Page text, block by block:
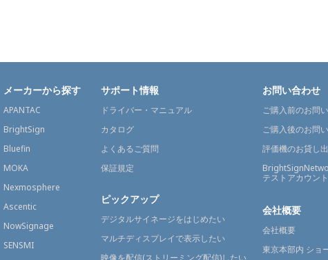
メーカーから探す
APANTAC
BrightSign
Bluefin
MOKA
Nexmosphere
Ascentic
NowSignage
SENSMI
サポート情報
ドライバー・マニュアル
カタログ
よくあるご質問
保証規定
ピックアップ
デジタルサイネージをはじめたい
マルチディスプレイで表示したい
映像を配信(ストリーミング配信)したい
お問い合わせ
ご購入前のお問
ご購入後のお問
評価機のお貸し
テストアカウン
会社概要
会社概要
東京本部内 ショ